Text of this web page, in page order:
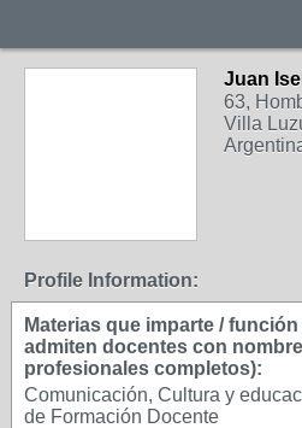
Juan
63,
Villa
Profile Information:
Materias que imparte /
admiten docentes con
profesionales completos):
Comunicación, Cultura y
de Formación Docente